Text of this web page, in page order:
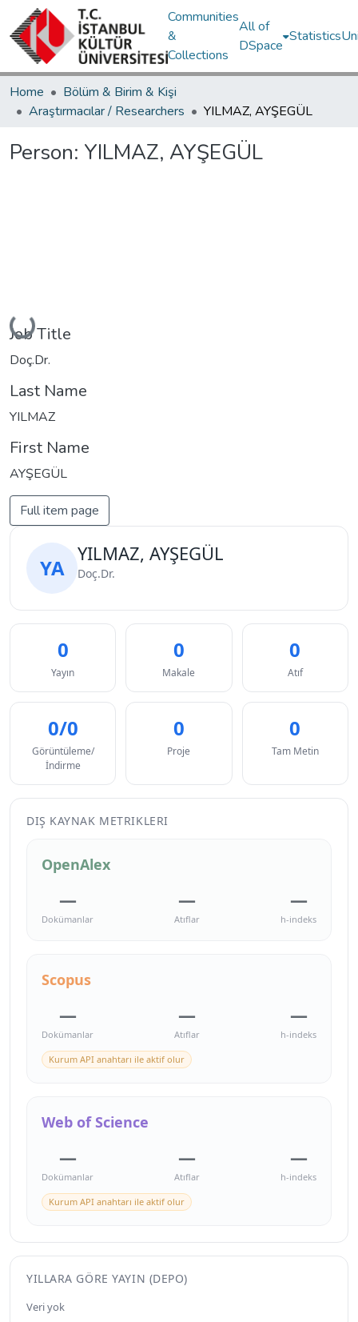
Communities
&
Collections
All of
DSpace
Statistics
Home
Bölüm & Birim & Kişi
Araştırmacılar / Researchers
YILMAZ, AYŞEGÜL
Person: YILMAZ, AYŞEGÜL
Loading...
Job Title
Doç.Dr.
Last Name
YILMAZ
First Name
AYŞEGÜL
Full item page
YA
YILMAZ, AYŞEGÜL
Doç.Dr.
0
Yayın
0
Makale
0
Atıf
0/0
Görüntüleme/
İndirme
0
Proje
0
Tam Metin
DIŞ KAYNAK METRIKLERI
OpenAlex
—
Dokümanlar
—
Atıflar
—
h-indeks
Scopus
—
Dokümanlar
—
Atıflar
—
h-indeks
Kurum API anahtarı ile aktif olur
Web of Science
—
Dokümanlar
—
Atıflar
—
h-indeks
Kurum API anahtarı ile aktif olur
YILLARA GÖRE YAYIN (DEPO)
Veri yok